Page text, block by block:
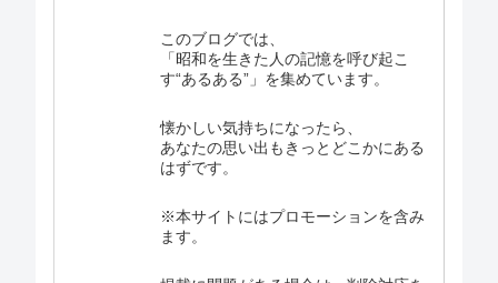
このブログでは、
「昭和を生きた人の記憶を呼び起こ
す“あるある”」を集めています。
懐かしい気持ちになったら、
あなたの思い出もきっとどこかにある
はずです。
※本サイトにはプロモーションを含み
ます。